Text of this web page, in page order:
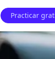
Practicar